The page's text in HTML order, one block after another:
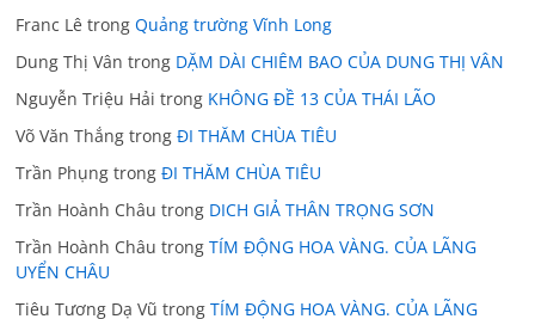
Franc Lê trongQuảng trường Vĩnh Long
Dung Thị Vân trong DẶM DÀI CHIÊM BAO CỦA DUNG THỊ VÂN
Nguyễn Triệu Hải trong KHÔNG ĐỀ 13 CỦA THÁI LÃO
Võ Văn Thắng trongĐI THĂM CHÙA TIÊU
Trần Phụng trongĐI THĂM CHÙA TIÊU
Trần Hoành Châu trong DICH GIẢ THÂN TRỌNG SƠN
Trần Hoành Châu trongTÍM ĐỘNG HOA VÀNG. CỦA LÃNG
UYỂN CHÂU
Tiêu Tương Dạ Vũ trongTÍM ĐỘNG HOA VÀNG. CỦA LÃNG